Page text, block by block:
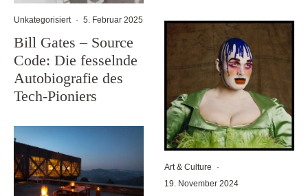
Unkategorisiert · 5. Februar 2025
Bill Gates – Source
Code: Die fesselnde
Autobiografie des
Tech-Pioniers
Art & Culture
·
19. November 2024